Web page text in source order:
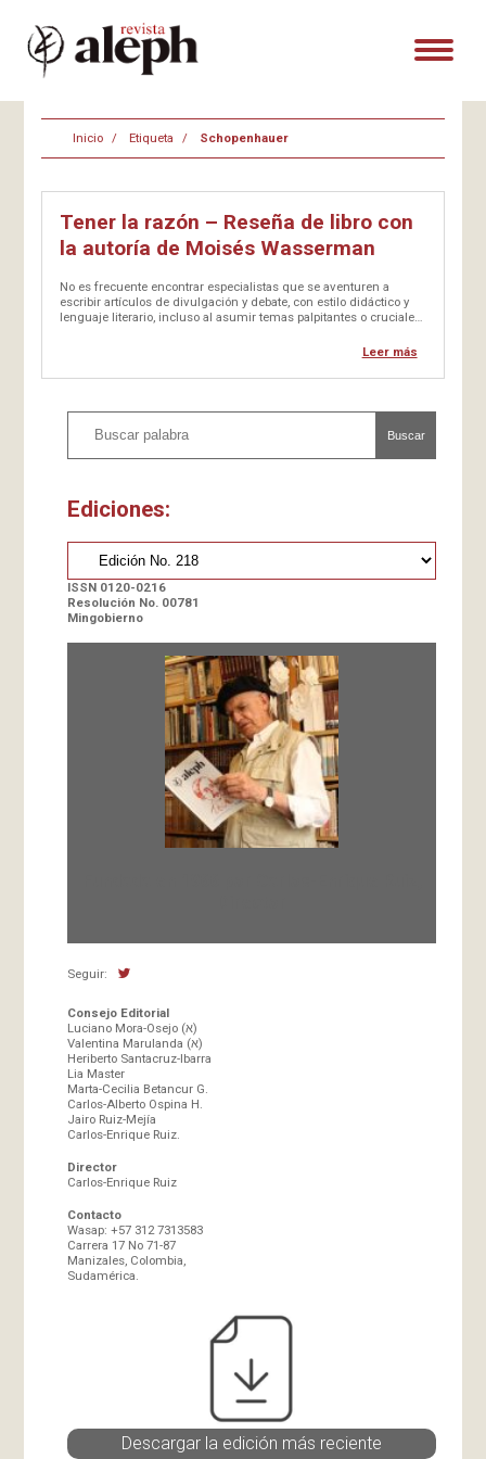
Inicio Etiqueta Schopenhauer
Tener la razón – Reseña de libro con
la autoría de Moisés Wasserman
No es frecuente encontrar especialistas que se aventuren a
escribir artículos de divulgación y debate, con estilo didáctico y
lenguaje literario, incluso al asumir temas palpitantes o cruciales
Leer más
Buscar
Ediciones:
ISSN 0120-0216
Resolución No. 00781
Mingobierno
Seguir:
Consejo Editorial
Luciano Mora-Osejo (א)
Valentina Marulanda (א)
Heriberto Santacruz-Ibarra
Lia Master
Marta-Cecilia Betancur G.
Carlos-Alberto Ospina H.
Jairo Ruiz-Mejía
Carlos-Enrique Ruiz.
Director
Carlos-Enrique Ruiz
Contacto
Wasap: +57 312 7313583
Carrera 17 No 71-87
Manizales, Colombia,
Sudamérica.
Descargar la edición más reciente